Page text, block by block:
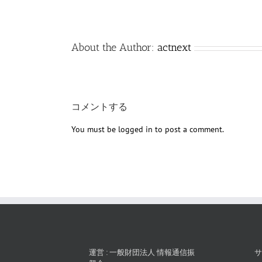
About the Author: actnext
コメントする
You must be logged in to post a comment.
運営 : 一般財団法人 情報通信振